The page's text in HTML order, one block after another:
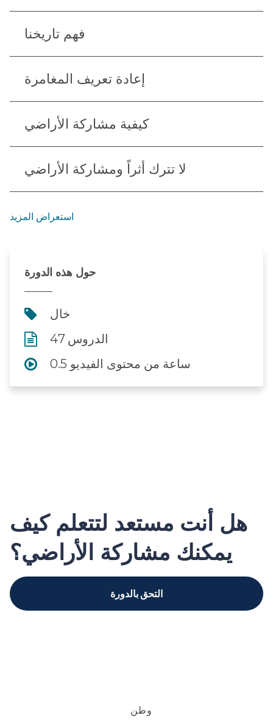
فهم تاريخنا
إعادة تعريف المغامرة
كيفية مشاركة الأراضي
لا تترك أثراً ومشاركة الأراضي
استعراض المزيد
حول هذه الدورة
خال
47 الدروس
0.5 ساعة من محتوى الفيديو
هل أنت مستعد لتتعلم كيف
يمكنك مشاركة الأراضي؟
التحق بالدورة
وطن